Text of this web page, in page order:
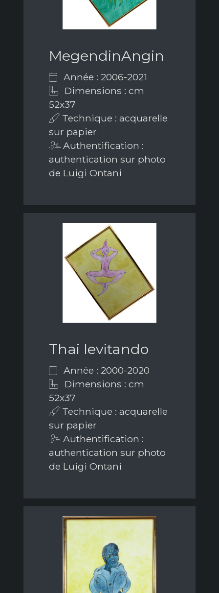
MegendinAngin
Année : 2006-2021
Dimensions : cm
52x37
Technique : acquarelle
sur papier
Authentification :
authentication sur photo
de Luigi Ontani
Thai levitando
Année : 2000-2020
Dimensions : cm
52x37
Technique : acquarelle
sur papier
Authentification :
authentication sur photo
de Luigi Ontani